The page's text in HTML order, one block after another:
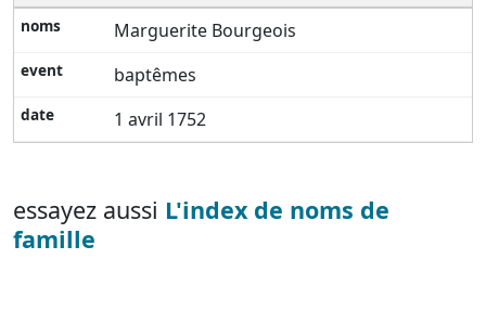
Marguerite Bourgeois
baptêmes
1 avril 1752
essayez aussi L'index de noms de
famille